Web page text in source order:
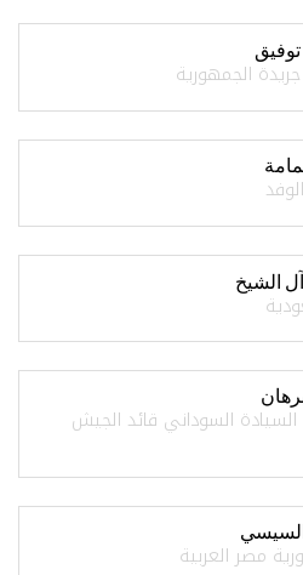
توفيق
الجمهورية
الشيخ
السوداني قائد الجيش
السيسي
مصر العربية